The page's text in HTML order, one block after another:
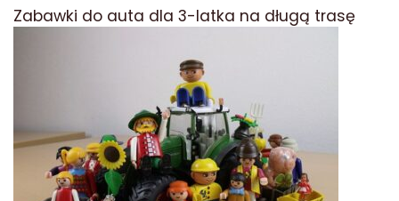
Zabawki do auta dla 3-latka na długą trasę